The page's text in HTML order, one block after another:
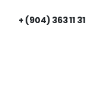
+ (904) 363 11 31